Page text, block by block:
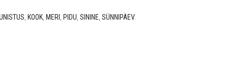
KOOK MERI PIDU SININE SÜNNIPÄEV